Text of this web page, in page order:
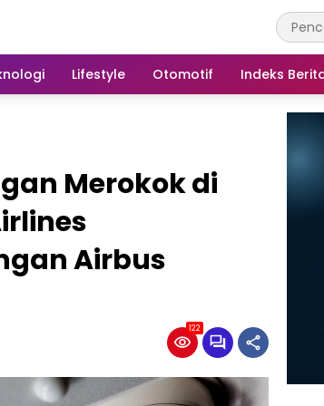
Lifestyle Otomotif Indeks
Merokok di
Airbus
122